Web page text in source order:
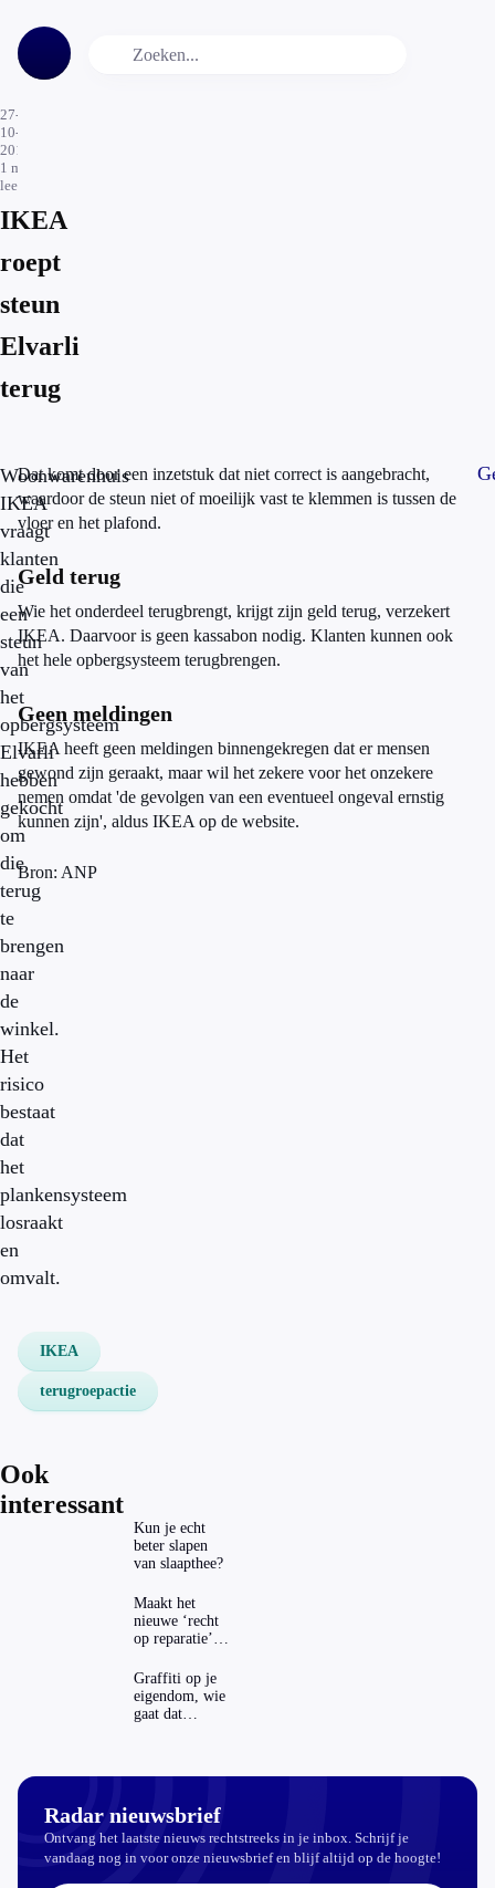
27-
10-
2016
1 min.
leestijd
IKEA
roept
steun
Elvarli
terug
Woonwarenhuis
IKEA
vraagt
klanten
die
een
steun
van
het
opbergsysteem
Elvarli
hebben
gekocht
om
die
terug
te
brengen
naar
de
winkel.
Het
risico
bestaat
dat
het
plankensysteem
losraakt
en
omvalt.
Dat komt door een inzetstuk dat niet correct is aangebracht,
waardoor de steun niet of moeilijk vast te klemmen is tussen de
vloer en het plafond.
Geld terug
Wie het onderdeel terugbrengt, krijgt zijn geld terug, verzekert
IKEA. Daarvoor is geen kassabon nodig. Klanten kunnen ook
het hele opbergsysteem terugbrengen.
Geen meldingen
IKEA heeft geen meldingen binnengekregen dat er mensen
gewond zijn geraakt, maar wil het zekere voor het onzekere
nemen omdat 'de gevolgen van een eventueel ongeval ernstig
kunnen zijn', aldus IKEA op de website.
Bron: ANP
IKEA
terugroepactie
Ook
interessant
Kun je echt
beter slapen
van slaapthee?
Maakt het
nieuwe ‘recht
op reparatie’
echt
aantrekkelijker?
Graffiti op je
eigendom, wie
gaat dat
Radar nieuwsbrief
Ontvang het laatste nieuws rechtstreeks in je inbox. Schrijf je
vandaag nog in voor onze nieuwsbrief en blijf altijd op de hoogte!